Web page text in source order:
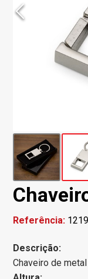
Referência:
Descrição:
Chaveiro de